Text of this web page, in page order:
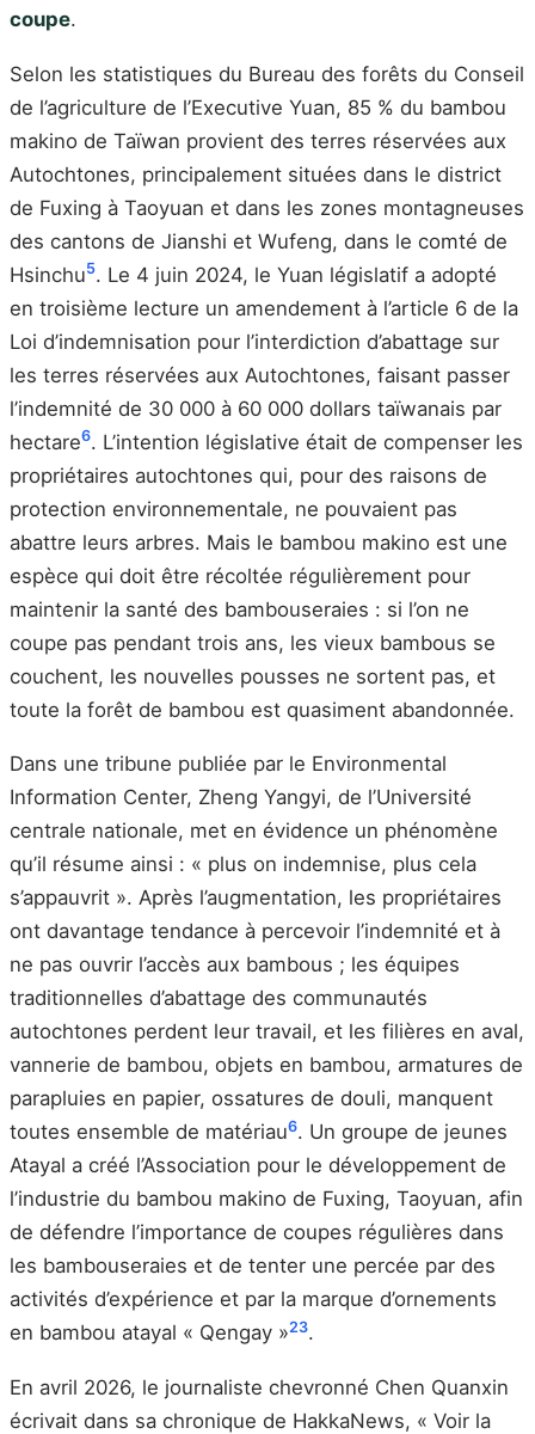
coupe.
Selon les statistiques du Bureau des forêts du Conseil
de l’agriculture de l’Executive Yuan, 85 % du bambou
makino de Taïwan provient des terres réservées aux
Autochtones, principalement situées dans le district
de Fuxing à Taoyuan et dans les zones montagneuses
des cantons de Jianshi et Wufeng, dans le comté de
Hsinchu5. Le 4 juin 2024, le Yuan législatif a adopté
en troisième lecture un amendement à l’article 6 de la
Loi d’indemnisation pour l’interdiction d’abattage sur
les terres réservées aux Autochtones, faisant passer
l’indemnité de 30 000 à 60 000 dollars taïwanais par
hectare6. L’intention législative était de compenser les
propriétaires autochtones qui, pour des raisons de
protection environnementale, ne pouvaient pas
abattre leurs arbres. Mais le bambou makino est une
espèce qui doit être récoltée régulièrement pour
maintenir la santé des bambouseraies : si l’on ne
coupe pas pendant trois ans, les vieux bambous se
couchent, les nouvelles pousses ne sortent pas, et
toute la forêt de bambou est quasiment abandonnée.
Dans une tribune publiée par le Environmental
Information Center, Zheng Yangyi, de l’Université
centrale nationale, met en évidence un phénomène
qu’il résume ainsi : « plus on indemnise, plus cela
s’appauvrit ». Après l’augmentation, les propriétaires
ont davantage tendance à percevoir l’indemnité et à
ne pas ouvrir l’accès aux bambous ; les équipes
traditionnelles d’abattage des communautés
autochtones perdent leur travail, et les filières en aval,
vannerie de bambou, objets en bambou, armatures de
parapluies en papier, ossatures de douli, manquent
toutes ensemble de matériau6. Un groupe de jeunes
Atayal a créé l’Association pour le développement de
l’industrie du bambou makino de Fuxing, Taoyuan, afin
de défendre l’importance de coupes régulières dans
les bambouseraies et de tenter une percée par des
activités d’expérience et par la marque d’ornements
en bambou atayal « Qengay »23.
En avril 2026, le journaliste chevronné Chen Quanxin
écrivait dans sa chronique de HakkaNews, « Voir la